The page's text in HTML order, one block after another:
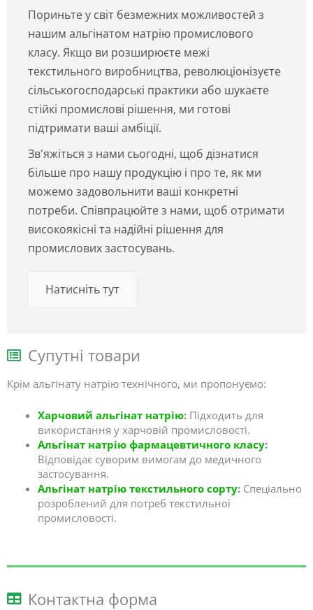
Пориньте у світ безмежних можливостей з
нашим альгінатом натрію промислового
класу. Якщо ви розширюєте межі
текстильного виробництва, революціонізуєте
сільськогосподарські практики або шукаєте
стійкі промислові рішення, ми готові
підтримати ваші амбіції.
Зв'яжіться з нами сьогодні, щоб дізнатися
більше про нашу продукцію і про те, як ми
можемо задовольнити ваші конкретні
потреби. Співпрацюйте з нами, щоб отримати
високоякісні та надійні рішення для
промислових застосувань.
Натисніть тут
Супутні товари
Крім альгінату натрію технічного, ми пропонуємо:
Харчовий альгінат натрію: Підходить для
використання у харчовій промисловості.
Альгінат натрію фармацевтичного класу:
Відповідає суворим вимогам до медичного
застосування.
Альгінат натрію текстильного сорту: Спеціально
розроблений для потреб текстильної
промисловості.
Контактна форма